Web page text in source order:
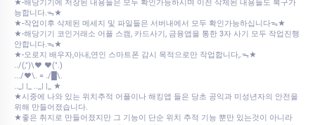
★-해당기기에 저장된 내용들은 모두 확인가능하시며 이전 삭제된 내용들도 복구가
능합니다.ᯓ★
★-작업이후 삭제된 메세지 및 파일들은 서버내에서 모두 확인가능하십니다ᯓ★
★-해당기기 코인거래소 어플 스캠, 카드사기, 금융앱을 통한 3자 사기 모두 작업진행
안합니다.ᯓ★
★-오로지 배우자,아내,연인 스마트폰 감시 목적으로만 작업합니다,.ᯓ★
../(,")\♥ ♥(".)
.../♥\. = ./█\.
.._| |_ .._| |_ ★
★시중에 나와 있는 위치추적 어플이나 해킹앱 들은 당초 공익과 미성년자의 안전을
위해 만들어졌습니다.
★좋은 취지로 만들어졌지만 그 기능이 단순 위치 추적 기능 뿐만 있는것이 아니라